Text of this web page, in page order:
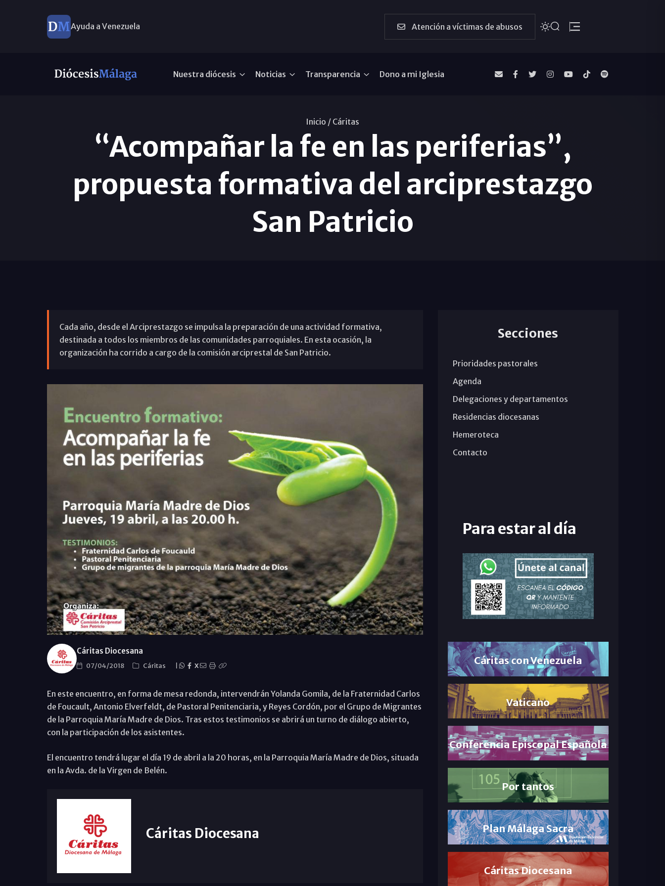
Ayuda a Venezuela Atención a víctimas de abusos
Nuestra diócesis Noticias Transparencia Dono a mi Iglesia
Inicio / Cáritas
“Acompañar la fe en las periferias”,
propuesta formativa del arciprestazgo
San Patricio
Cada año, desde el Arciprestazgo se impulsa la preparación de una actividad formativa,
destinada a todos los miembros de las comunidades parroquiales. En esta ocasión, la
organización ha corrido a cargo de la comisión arciprestal de San Patricio.
Cáritas Diocesana
07/04/2018 Cáritas X
En este encuentro, en forma de mesa redonda, intervendrán Yolanda Gomila, de la Fraternidad Carlos
de Foucault, Antonio Elverfeldt, de Pastoral Penitenciaria, y Reyes Cordón, por el Grupo de Migrantes
de la Parroquia María Madre de Dios. Tras estos testimonios se abrirá un turno de diálogo abierto,
con la participación de los asistentes.
El encuentro tendrá lugar el día 19 de abril a la 20 horas, en la Parroquia María Madre de Dios, situada
en la Avda. de la Virgen de Belén.
Cáritas Diocesana
Secciones
Prioridades pastorales
Agenda
Delegaciones y departamentos
Residencias diocesanas
Hemeroteca
Contacto
Para estar al día
Cáritas con Venezuela
Vaticano
Conferencia Episcopal Española
Por tantos
Plan Málaga Sacra
Cáritas Diocesana